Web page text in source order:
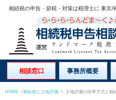
相続税の申告・節税・対策は税理士に 東京/
相談窓口 事務所概要
HOME >相続税と土地評価 > 土地評価の倍率方式と相